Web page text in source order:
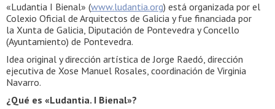
«Ludantia I Bienal» (www.ludantia.org) está organizada por el
Colexio Oficial de Arquitectos de Galicia y fue financiada por
la Xunta de Galicia, Diputación de Pontevedra y Concello
(Ayuntamiento) de Pontevedra.
Idea original y dirección artística de Jorge Raedó, dirección
ejecutiva de Xose Manuel Rosales, coordinación de Virginia
Navarro.
¿Qué es «Ludantia. I Bienal»?